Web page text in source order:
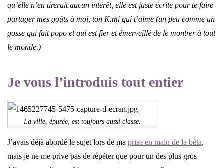
qu’elle n’en tirerait aucun intérêt, elle est juste écrite pour te faire
partager mes goûts à moi, ton K.mi qui t’aime (un peu comme un
gosse qui fait popo et qui est fier et émerveillé de le montrer à tout
le monde.)
Je vous l’introduis tout entier
La ville, épurée, est toujours aussi classe.
J’avais déjà abordé le sujet lors de ma prise en main de la bêta,
mais je ne me prive pas de répéter que pour un des plus gros